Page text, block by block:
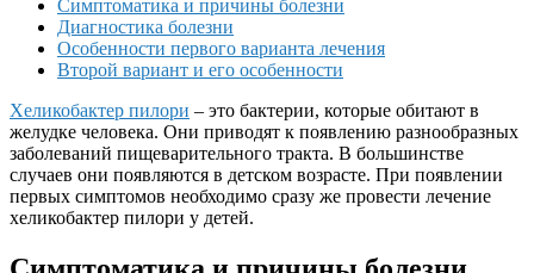
Симптоматика и причины болезни
Диагностика болезни
Особенности первого варианта лечения
Второй вариант и его особенности
Хеликобактер пилори – это бактерии, которые обитают в
желудке человека. Они приводят к появлению разнообразных
заболеваний пищеварительного тракта. В большинстве
случаев они появляются в детском возрасте. При появлении
первых симптомов необходимо сразу же провести лечение
хеликобактер пилори у детей.